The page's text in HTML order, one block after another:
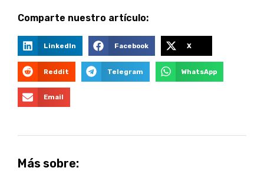
Comparte nuestro artículo:
LinkedIn Facebook X
Reddit Telegram WhatsApp
Email
Más sobre: